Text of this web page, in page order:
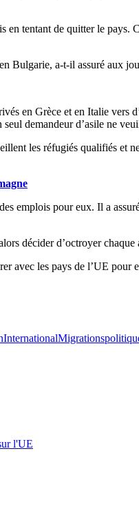
tentant de quitter le
Bulgarie, a-t-il assuré aux
en Grèce et en Italie vers
demandeur d’asile ne
les réfugiés qualifiés et
pour eux. Il a
décider d’octroyer
avec les pays de l’UE
InternationalMigrations
l'UE